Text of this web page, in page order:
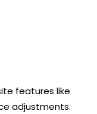
features like
adjustments.